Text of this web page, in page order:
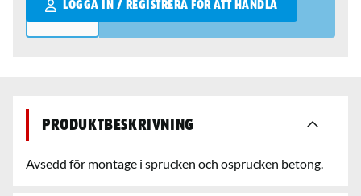
LOGGA IN / REGISTRERA FÖR ATT HANDLA
Produktbeskrivning
Avsedd för montage i sprucken och osprucken betong.